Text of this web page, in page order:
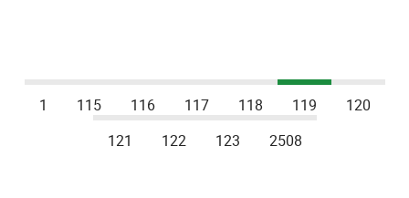
1 115 116 117 118 119
120
121
122 123 2508